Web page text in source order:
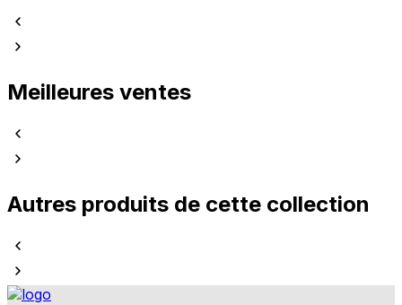
Meilleures ventes
Autres produits de cette collection